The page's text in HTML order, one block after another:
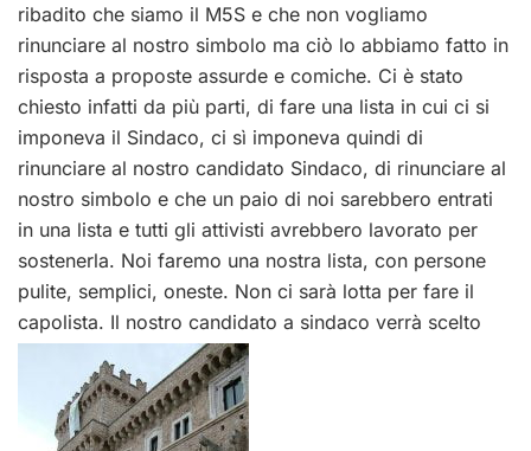
ribadito che siamo il M5S e che non vogliamo
rinunciare al nostro simbolo ma ciò lo abbiamo fatto in
risposta a proposte assurde e comiche. Ci è stato
chiesto infatti da più parti, di fare una lista in cui ci si
imponeva il Sindaco, ci sì imponeva quindi di
rinunciare al nostro candidato Sindaco, di rinunciare al
nostro simbolo e che un paio di noi sarebbero entrati
in una lista e tutti gli attivisti avrebbero lavorato per
sostenerla. Noi faremo una nostra lista, con persone
pulite, semplici, oneste. Non ci sarà lotta per fare il
capolista. Il nostro candidato a sindaco verrà scelto